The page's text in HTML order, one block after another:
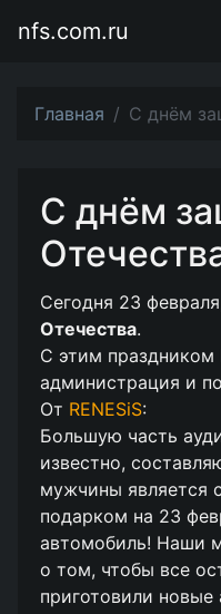
nfs.com.ru
Главная С днём
С днём
Сегодня 23
Отечества.
С этим праздником
администрация и
От RENESiS:
Большую часть
известно,
мужчины является
подарком на 23
автомобиль! Наши
о том, чтобы все
приготовили